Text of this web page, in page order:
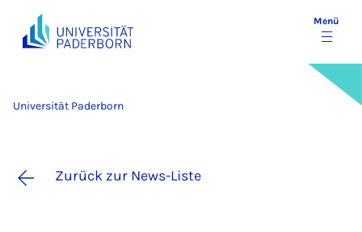
Menü
Universität Paderborn
Zurück zur News-Liste